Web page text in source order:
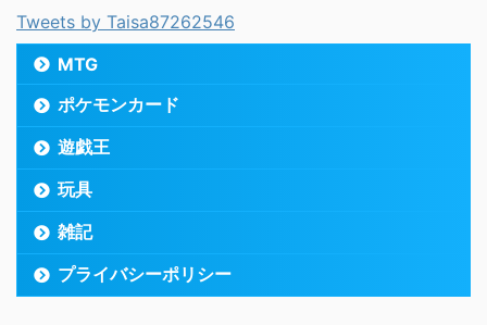
Tweets by Taisa87262546
MTG
ポケモンカード
遊戯王
玩具
雑記
プライバシーポリシー